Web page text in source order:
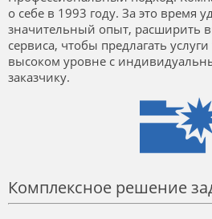
о себе в 1993 году. За это время
значительный опыт, расширить
сервиса, чтобы предлагать
высоком уровне с
заказчику.
Комплексное решение